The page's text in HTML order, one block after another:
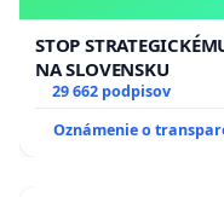
STOP
NA SLOVENSKU
29 662 podpisov
Oznámenie o